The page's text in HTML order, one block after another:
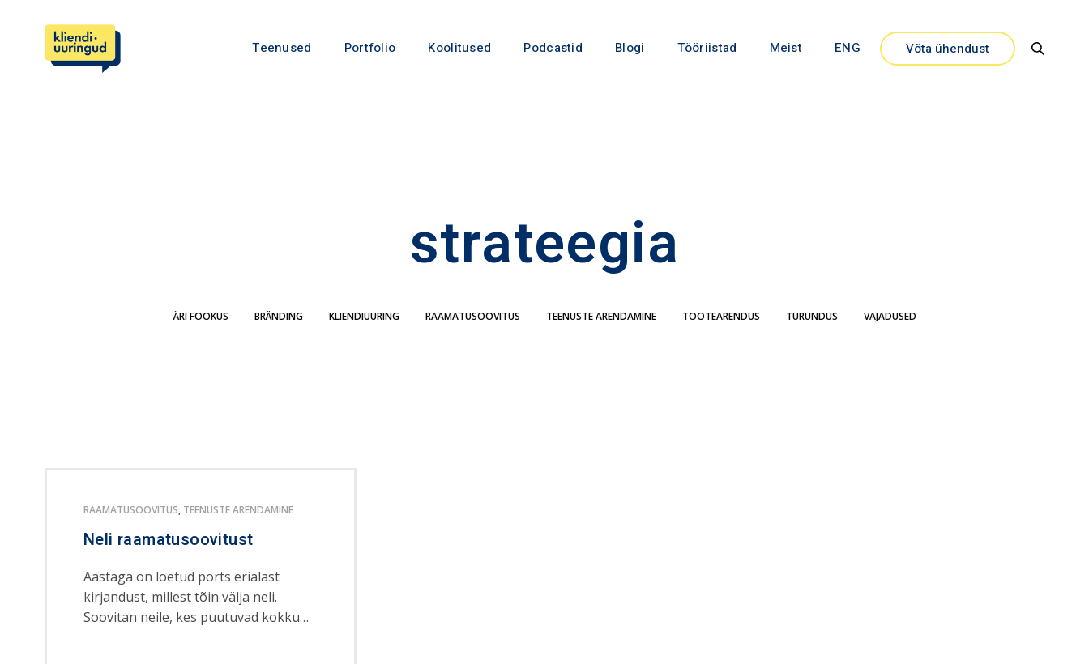
Teenused Portfolio Koolitused Podcastid Blogi Tööriistad Meist ENG Võta ühendust
strateegia
ÄRI FOOKUS BRÄNDING KLIENDIUURING RAAMATUSOOVITUS TEENUSTE ARENDAMINE TOOTEARENDUS TURUNDUS VAJADUSED
RAAMATUSOOVITUS, TEENUSTE ARENDAMINE
Neli raamatusoovitust
Aastaga on loetud ports erialast
kirjandust, millest tõin välja neli.
Soovitan neile, kes puutuvad kokku…